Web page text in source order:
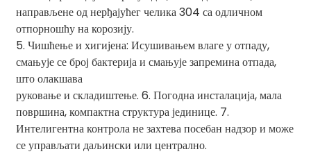
направљене од нерђајућег челика 304 са одличном
отпорношћу на корозију.
5. Чишћење и хигијена: Исушивањем влаге у отпаду,
смањује се број бактерија и смањује запремина отпада,
што олакшава
руковање и складиштење. 6. Погодна инсталација, мала
површина, компактна структура јединице. 7.
Интелигентна контрола не захтева посебан надзор и може
се управљати даљински или централно.